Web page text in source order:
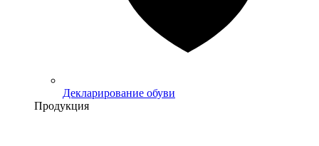
Декларирование обуви
Продукция